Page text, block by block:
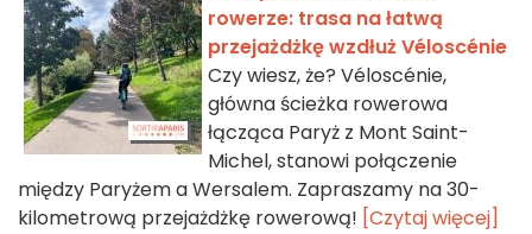
rowerze: trasa na łatwą
przejażdżkę wzdłuż Véloscénie
Czy wiesz, że? Véloscénie,
główna ścieżka rowerowa
łącząca Paryż z Mont Saint-
Michel, stanowi połączenie
między Paryżem a Wersalem. Zapraszamy na 30-
kilometrową przejażdżkę rowerową! [Czytaj więcej]